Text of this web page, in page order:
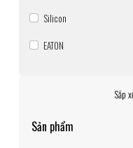
Silicon
EATON
Sản phẩm
Sắp